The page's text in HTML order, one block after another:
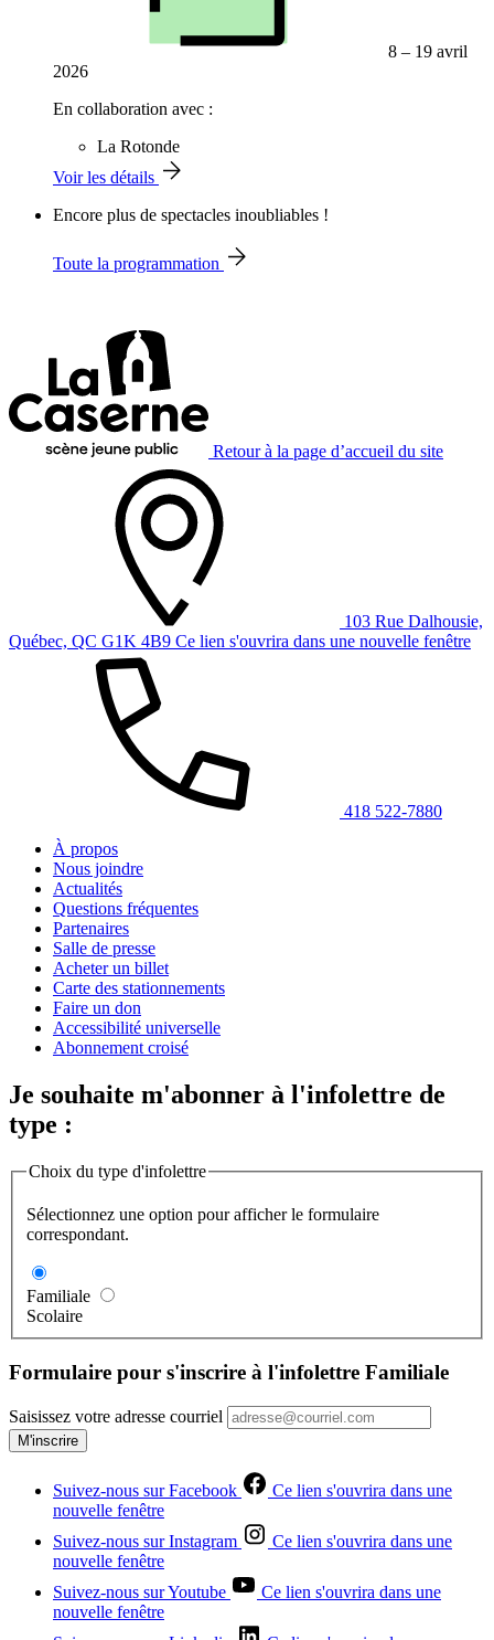
8 – 19 avril
2026
En collaboration avec :
La Rotonde
Voir les détails
Encore plus de spectacles inoubliables !
Toute la programmation
Retour à la page d’accueil du site
103 Rue Dalhousie,
Québec, QC G1K 4B9 Ce lien s'ouvrira dans une nouvelle fenêtre
418 522-7880
À propos
Nous joindre
Actualités
Questions fréquentes
Partenaires
Salle de presse
Acheter un billet
Carte des stationnements
Faire un don
Accessibilité universelle
Abonnement croisé
Je souhaite m'abonner à l'infolettre de
type :
Choix du type d'infolettre
Sélectionnez une option pour afficher le formulaire
correspondant.
Familiale
Scolaire
Formulaire pour s'inscrire à l'infolettre Familiale
Saisissez votre adresse courriel
M'inscrire
Suivez-nous sur Facebook
Ce lien s'ouvrira dans une
nouvelle fenêtre
Suivez-nous sur Instagram
Ce lien s'ouvrira dans une
nouvelle fenêtre
Suivez-nous sur Youtube
Ce lien s'ouvrira dans une
nouvelle fenêtre